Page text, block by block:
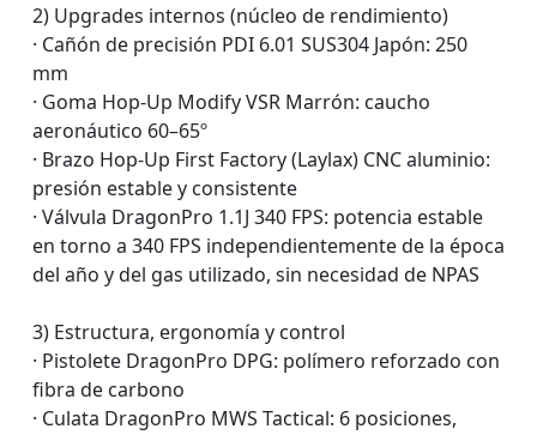
2) Upgrades internos (núcleo de rendimiento)
· Cañón de precisión PDI 6.01 SUS304 Japón: 250
mm
· Goma Hop-Up Modify VSR Marrón: caucho
aeronáutico 60–65º
· Brazo Hop-Up First Factory (Laylax) CNC aluminio:
presión estable y consistente
· Válvula DragonPro 1.1J 340 FPS: potencia estable
en torno a 340 FPS independientemente de la época
del año y del gas utilizado, sin necesidad de NPAS
3) Estructura, ergonomía y control
· Pistolete DragonPro DPG: polímero reforzado con
fibra de carbono
· Culata DragonPro MWS Tactical: 6 posiciones,